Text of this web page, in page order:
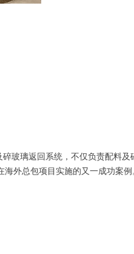
玻璃返回系统，不仅负责配料及
外总包项目实施的又一成功案例